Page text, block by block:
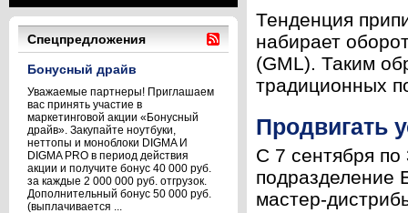
Спецпредложения
Бонусный драйв
Уважаемые партнеры! Приглашаем
вас принять участие в
маркетинговой акции «Бонусный
драйв». Закупайте ноутбуки,
неттопы и моноблоки DIGMA И
DIGMA PRO в период действия
акции и получите бонус 40 000 руб.
за каждые 2 000 000 руб. отгрузок.
Дополнительный бонус 50 000 руб.
(выплачивается ...
Тенденция
набирает
(GML). Таким
традиционных
Продвигать
С 7 сентября
подразделение
мастер-